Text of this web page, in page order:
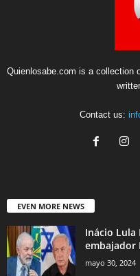
Quienlosabe.com is a collection
Contact us:
EVEN MORE NEWS
Inácio Lula
embajador
mayo 30, 2024